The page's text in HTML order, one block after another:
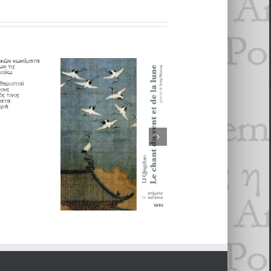
- 10 octo­bre 2015
:
Bonnes feuilles
PO&PSY : LI
Qingzhao,
CHEN Hsiu
Chen, Werner
LUTZ
NE VEUX
de Gérard